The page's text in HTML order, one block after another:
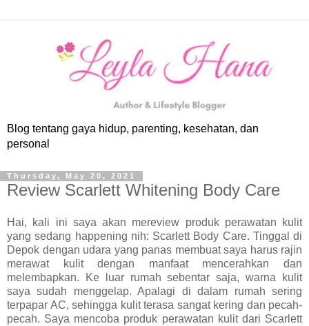
Blog tentang gaya hidup, parenting, kesehatan, dan
personal
Thursday, May 20, 2021
Review Scarlett Whitening Body Care
Hai, kali ini saya akan mereview produk perawatan kulit
yang sedang happening nih: Scarlett Body Care. Tinggal di
Depok dengan udara yang panas membuat saya harus rajin
merawat kulit dengan manfaat mencerahkan dan
melembapkan. Ke luar rumah sebentar saja, warna kulit
saya sudah menggelap. Apalagi di dalam rumah sering
terpapar AC, sehingga kulit terasa sangat kering dan pecah-
pecah. Saya mencoba produk perawatan kulit dari Scarlett